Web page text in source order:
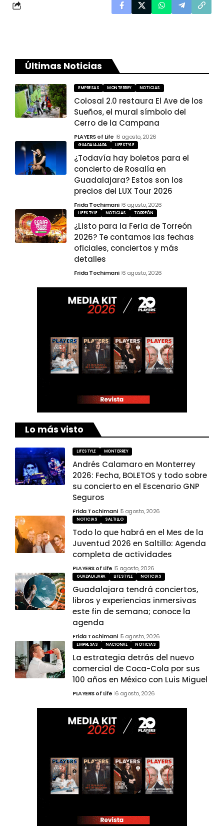
Últimas Noticias
EMPRESAS MONTERREY NOTICIAS
Colosal 2.0 restaura El Ave de los
Sueños, el mural símbolo del
Cerro de la Campana
PLAYERS of Life 6 agosto, 2026
GUADALAJARA LIFESTYLE
¿Todavía hay boletos para el
concierto de Rosalía en
Guadalajara? Estos son los
precios del LUX Tour 2026
Frida Tochimani 6 agosto, 2026
LIFESTYLE NOTICIAS TORREÓN
¿Listo para la Feria de Torreón
2026? Te contamos las fechas
oficiales, conciertos y más
detalles
Frida Tochimani 6 agosto, 2026
Lo más visto
LIFESTYLE MONTERREY
Andrés Calamaro en Monterrey
2026: Fecha, BOLETOS y todo sobre
su concierto en el Escenario GNP
Seguros
Frida Tochimani 5 agosto, 2026
NOTICIAS SALTILLO
Todo lo que habrá en el Mes de la
Juventud 2026 en Saltillo: Agenda
completa de actividades
PLAYERS of Life 5 agosto, 2026
GUADALAJARA LIFESTYLE NOTICIAS
Guadalajara tendrá conciertos,
libros y experiencias inmersivas
este fin de semana; conoce la
agenda
Frida Tochimani 5 agosto, 2026
EMPRESAS NACIONAL NOTICIAS
La estrategia detrás del nuevo
comercial de Coca-Cola por sus
100 años en México con Luis Miguel
PLAYERS of Life 6 agosto, 2026